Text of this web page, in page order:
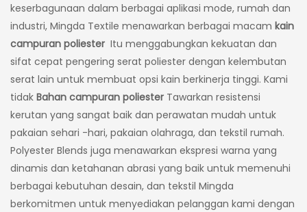
keserbagunaan dalam berbagai aplikasi mode, rumah dan
industri, Mingda Textile menawarkan berbagai macam kain
campuran poliester Itu menggabungkan kekuatan dan
sifat cepat pengering serat poliester dengan kelembutan
serat lain untuk membuat opsi kain berkinerja tinggi. Kami
tidak Bahan campuran poliester Tawarkan resistensi
kerutan yang sangat baik dan perawatan mudah untuk
pakaian sehari -hari, pakaian olahraga, dan tekstil rumah.
Polyester Blends juga menawarkan ekspresi warna yang
dinamis dan ketahanan abrasi yang baik untuk memenuhi
berbagai kebutuhan desain, dan tekstil Mingda
berkomitmen untuk menyediakan pelanggan kami dengan